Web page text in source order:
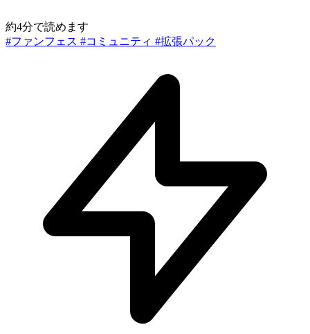
約4分で読めます
#ファンフェス #コミュニティ #拡張パック